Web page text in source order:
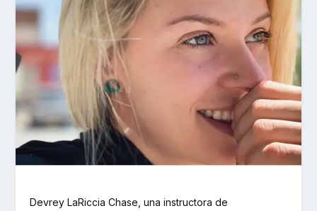
Devrey LaRiccia Chase, una instructora de